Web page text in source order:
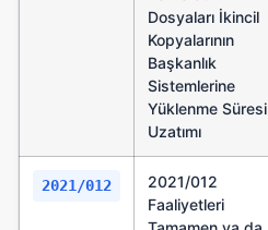
Dosyaları İkincil
Kopyalarının
Başkanlık
Sistemlerine
Yüklenme Süresi
Uzatımı
2021/012
2021/012
Faaliyetleri